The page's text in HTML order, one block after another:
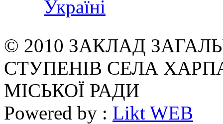
© 2010 ЗАКЛАД
СТУПЕНІВ СЕЛА
МІСЬКОЇ РАДИ
Powered by : Likt WEB